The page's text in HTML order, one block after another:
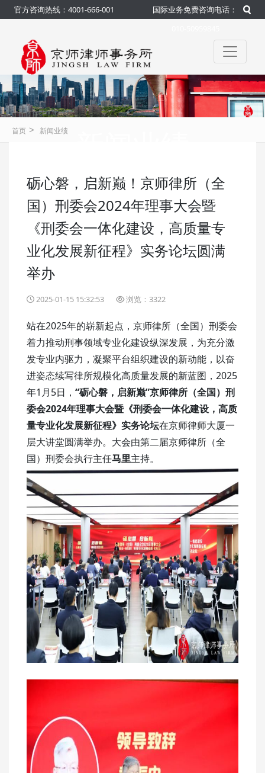
官方咨询热线：4001-666-001
国际业务免费咨询电话：
官方 咨询热线：4001-666-001
首页 > 新闻业绩
砺心磐，启新巅！京师律所（全
国）刑委会2024年理事大会暨
《刑委会一体化建设，高质量专
业化发展新征程》实务论坛圆满
举办
2025-01-15 15:32:53 浏览：3322
站在2025年的崭新起点，京师律所（全国）刑委会
着力推动刑事领域专业化建设纵深发展，为充分激
发专业内驱力，凝聚平台组织建设的新动能，以奋
进姿态续写律所规模化高质量发展的新蓝图，2025
年1月5日， “砺心磐，启新巅”京师律所（全国）刑
委会2024年理事大会暨《刑委会一体化建设，高质
量专业化发展新征程》实务论坛在京师律师大厦一
层大讲堂圆满举办。大会由第二届京师律所（全
国）刑委会执行主任马里主持。